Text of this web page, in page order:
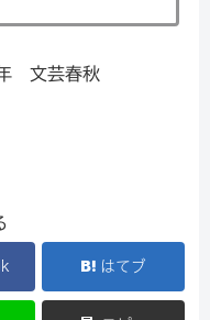
文芸春秋
はてブ